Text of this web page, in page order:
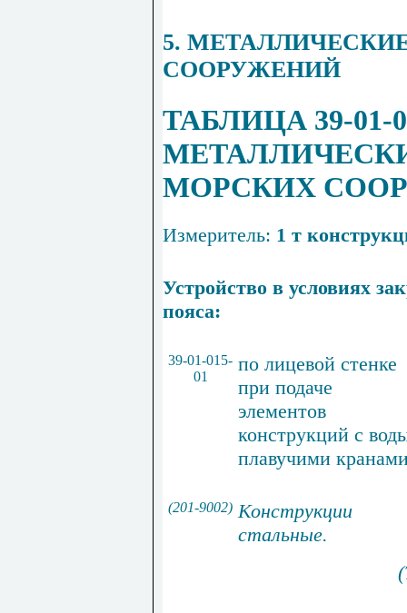
5.
СООРУЖЕНИЙ
ТАБЛИЦА 39-
МОРСКИХ
Измеритель: 1 т
Устройство в условиях
пояса:
39-01-015-
01
по лицевой стенке
при подаче
элементов
конструкций с
плавучими
(201-9002) Конструкции
стальные.
(